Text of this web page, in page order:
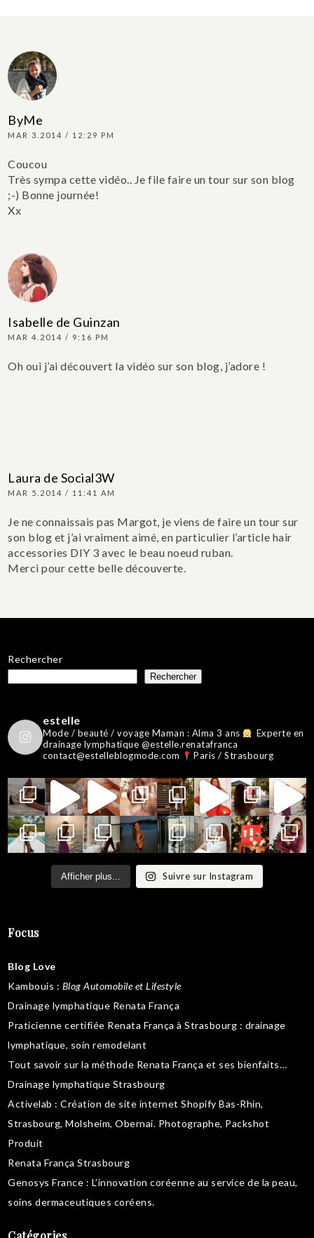
ByMe
MAR 3.2014 / 12:29 PM
Coucou
Très sympa cette vidéo.. Je file faire un tour sur son blog
;-) Bonne journée!
Xx
Isabelle de Guinzan
MAR 4.2014 / 9:16 PM
Oh oui j’ai découvert la vidéo sur son blog, j’adore !
Laura de Social3W
MAR 5.2014 / 11:41 AM
Je ne connaissais pas Margot, je viens de faire un tour sur
son blog et j’ai vraiment aimé, en particulier l’article hair
accessories DIY 3 avec le beau noeud ruban.
Merci pour cette belle découverte.
Rechercher
Rechercher
estelle
Mode / beauté / voyage Maman : Alma 3 ans
Experte en
drainage lymphatique @estelle.renatafranca
contact@estelleblogmode.com
Paris / Strasbourg
Afficher plus... Suivre sur Instagram
Focus
Blog Love
Kambouis : Blog Automobile et Lifestyle
Drainage lymphatique Renata França
Praticienne certifiée Renata França à Strasbourg : drainage
lymphatique, soin remodelant
Tout savoir sur la méthode Renata França et ses bienfaits…
Drainage lymphatique Strasbourg
Activelab : Création de site internet Shopify Bas-Rhin,
Strasbourg, Molsheim, Obernai. Photographe, Packshot
Produit
Renata França Strasbourg
Genosys France : L’innovation coréenne au service de la peau,
soins dermaceutiques coréens.